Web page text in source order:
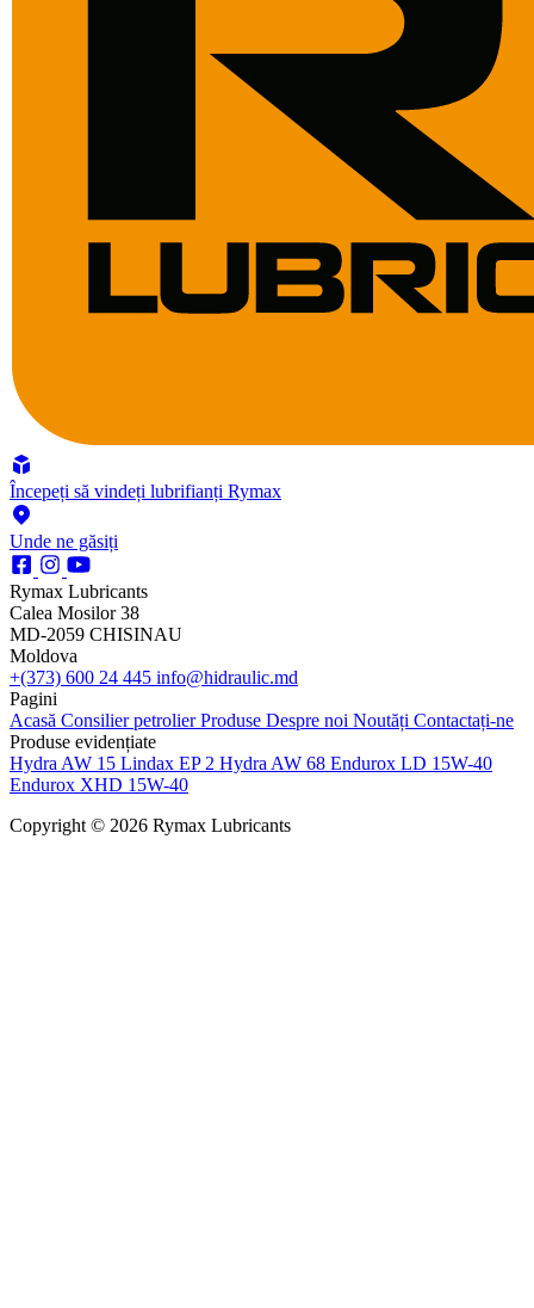
Începeți să vindeți lubrifianți Rymax
Unde ne găsiți
Rymax Lubricants
Calea Mosilor 38
MD-2059 CHISINAU
Moldova
+(373) 600 24 445 info@hidraulic.md
Pagini
Acasă Consilier petrolierProduse Despre noi Noutăți Contactați-ne
Produse evidențiate
Hydra AW 15 Lindax EP 2 Hydra AW 68 Endurox LD 15W-40
Endurox XHD 15W-40
Copyright © 2026 Rymax Lubricants